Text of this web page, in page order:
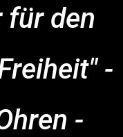
für den
-
-